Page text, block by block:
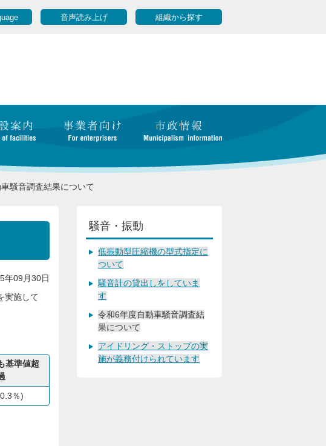
音声読み上げ 組織から探す
騒音調査結果について
年09月30日
実施して
基準値超
％)
騒音・振動
低振動型圧縮機の型式指定に
ついて
騒音計の貸出しをしていま
す
令和6年度自動車騒音調査結
果について
アイドリング・ストップの実
施が義務付けられています